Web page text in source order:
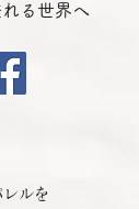
る世界へ
ルを